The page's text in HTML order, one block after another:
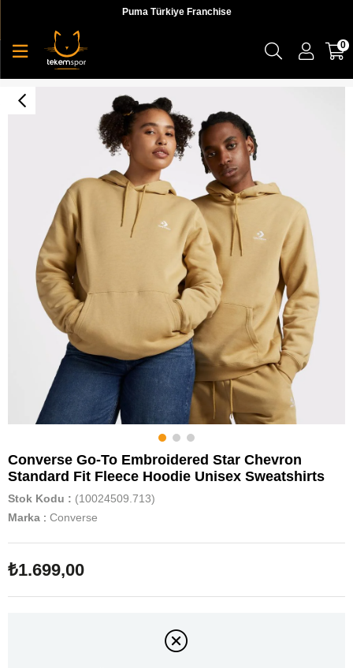
Puma Türkiye Franchise
0
Converse Go-To Embroidered Star Chevron
Standard Fit Fleece Hoodie Unisex Sweatshirts
Stok Kodu
(10024509.713)
Marka : Converse
₺1.699,00